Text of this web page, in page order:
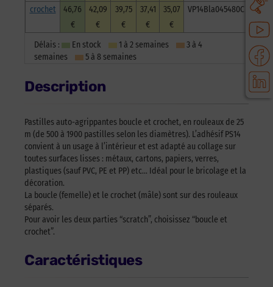
crochet
46,76
€
42,09
€
39,75
€
37,41
€
35,07
€
VP14Bla045480C
Délais : En stock 1 à 2 semaines
3 à 4
semaines
5 à 8 semaines
Description
Pastilles auto-agrippantes boucle et crochet, en rouleaux de 25
m (de 500 à 1900 pastilles selon les diamètres). L’adhésif PS14
convient à un usage à l’intérieur et est adapté au collage sur
toutes surfaces lisses : métaux, cartons, papiers, verres,
plastiques (sauf PVC, PE et PP) etc… Idéal pour le bricolage et la
décoration.
La boucle (femelle) et le crochet (mâle) sont sur des rouleaux
séparés.
Pour avoir les deux parties “scratch”, choisissez “boucle et
crochet”.
Caractéristiques